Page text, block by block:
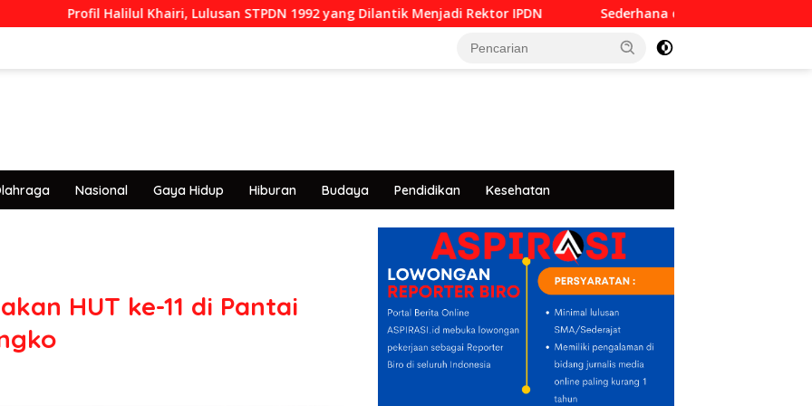
Profil Halilul Khairi, Lulusan STPDN 1992 yang Dilantik Menjadi Rektor IPDN Sederhana dan Penuh Khidmat, Siswa
Nasional Gaya Hidup Hiburan Budaya Pendidikan Kesehatan
HUT ke-11 di Pantai